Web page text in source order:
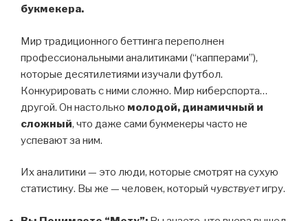
букмекера.
Мир традиционного беттинга переполнен
профессиональными аналитиками (“капперами”),
которые десятилетиями изучали футбол.
Конкурировать с ними сложно. Мир киберспорта…
другой. Он настолько молодой, динамичный и
сложный, что даже сами букмекеры часто не
успевают за ним.
Их аналитики — это люди, которые смотрят на сухую
статистику. Вы же — человек, который чувствуетигру.